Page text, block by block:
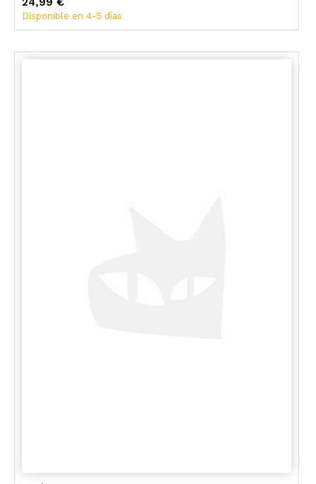
Disponible en 4-5 días